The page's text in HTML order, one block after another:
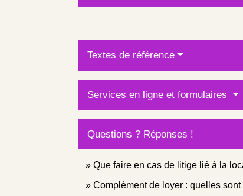
Textes de référence
Services en ligne et formulaires
Questions ? Réponses !
Que faire en cas de litige lié à la
Complément de loyer : quelles